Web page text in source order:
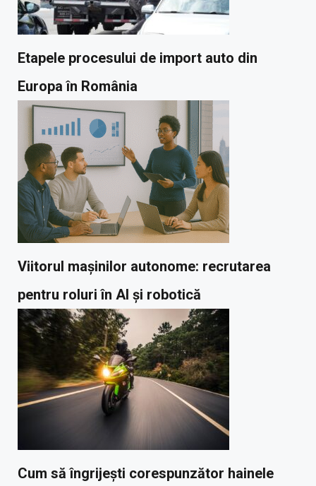
Etapele procesului de import auto din
Europa în România
Viitorul mașinilor autonome: recrutarea
pentru roluri în AI și robotică
Cum să îngrijești corespunzător hainele